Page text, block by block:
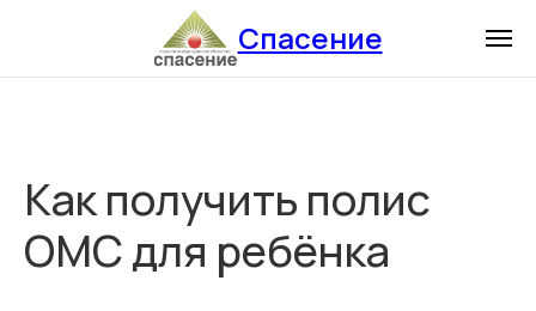
Спасение
Как получить полис
ОМС для ребёнка